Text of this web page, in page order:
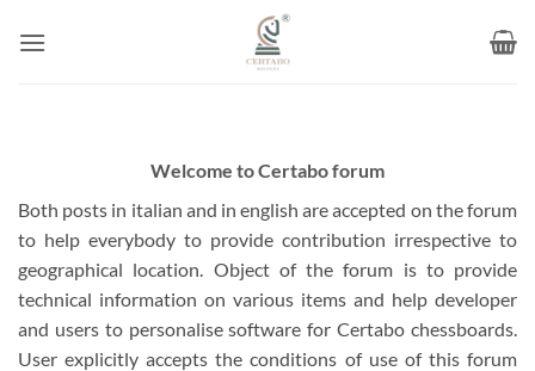
Welcome to Certabo forum
Both posts in italian and in english are accepted on the forum
to help everybody to provide contribution irrespective to
geographical location. Object of the forum is to provide
technical information on various items and help developer
and users to personalise software for Certabo chessboards.
User explicitly accepts the conditions of use of this forum